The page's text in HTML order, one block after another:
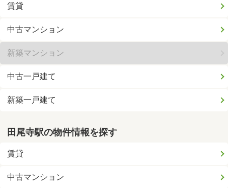
賃貸
中古マンション
新築マンション
中古一戸建て
新築一戸建て
田尾寺駅の物件情報を探す
賃貸
中古マンション